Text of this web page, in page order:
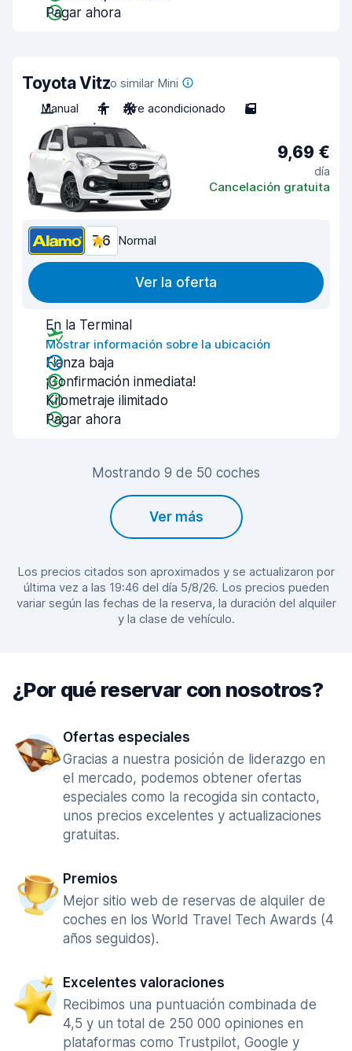
Pagar ahora
Toyota Vitzo similar Mini
Manual
4 Aire acondicionado 5
9,69 €
día
Cancelación gratuita
7,6 Normal
Ver la oferta
En la Terminal
Mostrar información sobre la ubicación
Fianza baja
¡Confirmación inmediata!
Kilometraje ilimitado
Pagar ahora
Mostrando 9 de 50 coches
Ver más
Los precios citados son aproximados y se actualizaron por
última vez a las 19:46 del día 5/8/26. Los precios pueden
variar según las fechas de la reserva, la duración del alquiler
y la clase de vehículo.
¿Por qué reservar con nosotros?
Ofertas especiales
Gracias a nuestra posición de liderazgo en
el mercado, podemos obtener ofertas
especiales como la recogida sin contacto,
unos precios excelentes y actualizaciones
gratuitas.
Premios
Mejor sitio web de reservas de alquiler de
coches en los World Travel Tech Awards (4
años seguidos).
Excelentes valoraciones
Recibimos una puntuación combinada de
4,5 y un total de 250 000 opiniones en
plataformas como Trustpilot, Google y